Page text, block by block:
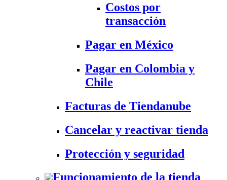
Costos por
transacción
Pagar en México
Pagar en Colombia y
Chile
Facturas de Tiendanube
Cancelar y reactivar tienda
Protección y seguridad
Funcionamiento de la tienda